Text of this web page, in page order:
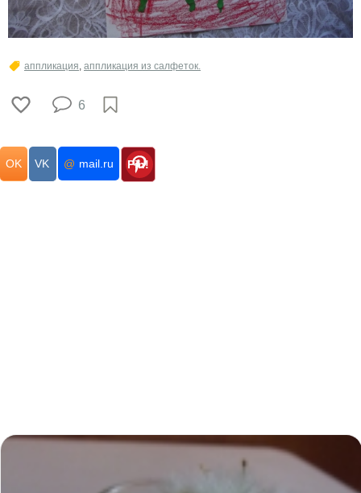
аппликация аппликация из салфеток.
6
OK VK @ mail.ru Pin!